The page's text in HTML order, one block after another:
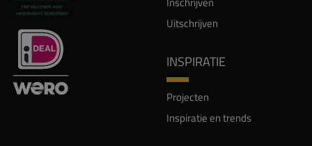
Uitschrijven
INSPIRATIE
Projecten
Inspiratie en trends